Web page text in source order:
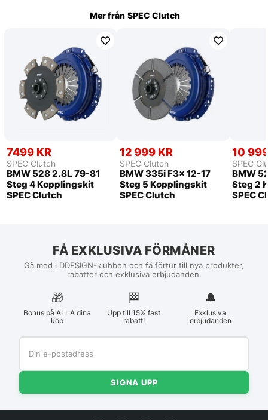
Mer från SPEC Clutch
7499 KR
SPEC Clutch
BMW 528 2.8L 79-81
Steg 4 Kopplingskit
SPEC Clutch
12 999 KR
SPEC Clutch
BMW 335i F3x 12-17
Steg 5 Kopplingskit
SPEC Clutch
10
SPEC
BMW
Steg 2
SPEC
FÅ EXKLUSIVA FÖRMÅNER
Gå med i DDESIGN-klubben och få förtur till nya produkter,
rabatter och exklusiva erbjudanden.
🎁
Bonus på ALLA dina
köp
🏁︎
Upp till 15% fast
rabatt!
🔔
Exklusiva
erbjudanden
SIGNA UPP